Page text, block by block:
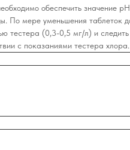
обеспечить значение
мере уменьшения таблеток
тестера (0,3-0,5 мг/л) и
с показаниями тестера хлора.